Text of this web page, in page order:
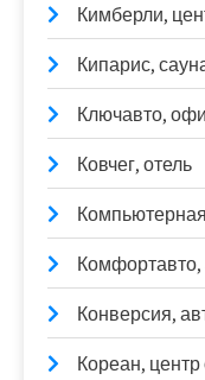
Кимберли,
Кипарис,
Ключавто,
Ковчег, отель
Комфортавто,
Конверсия,
Кореан,